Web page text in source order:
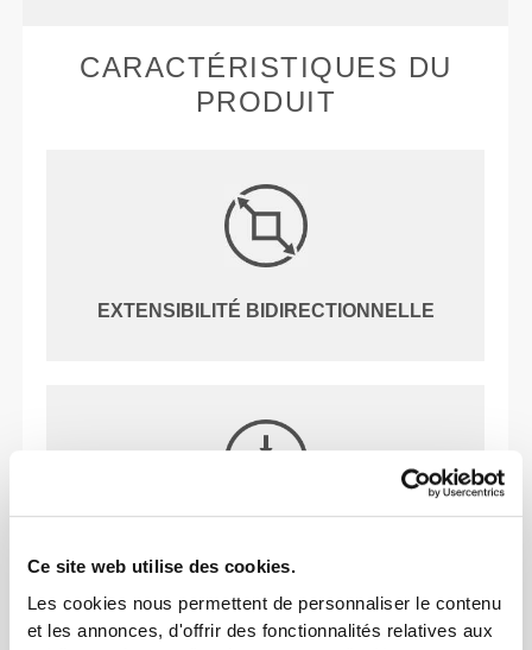
Ce site web utilise des cookies.
Les cookies nous permettent de personnaliser le contenu
et les annonces, d'offrir des fonctionnalités relatives aux
CARACTÉRISTIQUES DU
PRODUIT
EXTENSIBILITÉ BIDIRECTIONNELLE